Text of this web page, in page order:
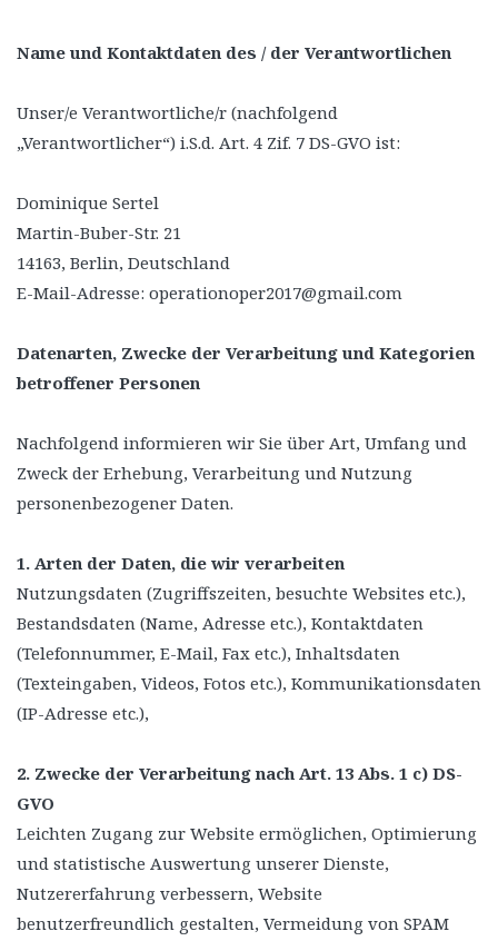
Name und Kontaktdaten des / der Verantwortlichen
Unser/e Verantwortliche/r (nachfolgend
„Verantwortlicher“) i.S.d. Art. 4 Zif. 7 DS-GVO ist:
Dominique Sertel
Martin-Buber-Str. 21
14163, Berlin, Deutschland
E-Mail-Adresse: operationoper2017@gmail.com
Datenarten, Zwecke der Verarbeitung und Kategorien
betroffener Personen
Nachfolgend informieren wir Sie über Art, Umfang und
Zweck der Erhebung, Verarbeitung und Nutzung
personenbezogener Daten.
1. Arten der Daten, die wir verarbeiten
Nutzungsdaten (Zugriffszeiten, besuchte Websites etc.),
Bestandsdaten (Name, Adresse etc.), Kontaktdaten
(Telefonnummer, E-Mail, Fax etc.), Inhaltsdaten
(Texteingaben, Videos, Fotos etc.), Kommunikationsdaten
(IP-Adresse etc.),
2. Zwecke der Verarbeitung nach Art. 13 Abs. 1 c) DS-
GVO
Leichten Zugang zur Website ermöglichen, Optimierung
und statistische Auswertung unserer Dienste,
Nutzererfahrung verbessern, Website
benutzerfreundlich gestalten, Vermeidung von SPAM